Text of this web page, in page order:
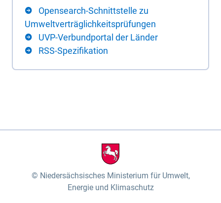
Opensearch-Schnittstelle zu
Umweltverträglichkeitsprüfungen
UVP-Verbundportal der Länder
RSS-Spezifikation
Niedersächsisches Ministerium für Umwelt,
Energie und Klimaschutz